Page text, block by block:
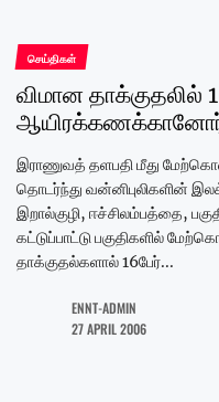
செய்திகள்
விமான தாக்குதலில்
ஆயிரக்கணக்கானோர்
இராணுவத் தளபதி மீது
தொடர்ந்து வன்னிபுலிகளின்
இறால்குழி, ஈச்சிலம்பத்தை,
கட்டுப்பாட்டு பகுதிகளில்
தாக்குதல்களால் 16பேர்...
ENNT-ADMIN
27 APRIL 2006